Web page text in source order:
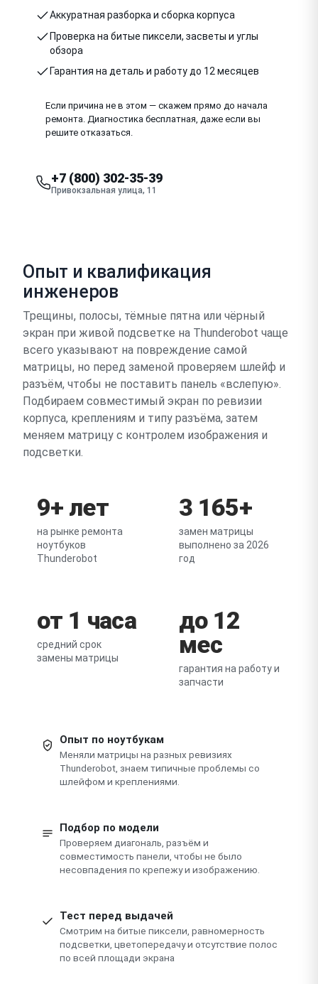
Аккуратная разборка и сборка корпуса
Проверка на битые пиксели, засветы и углы
обзора
Гарантия на деталь и работу до 12 месяцев
Если причина не в этом — скажем прямо до начала
ремонта. Диагностика бесплатная, даже если вы
решите отказаться.
+7 (800) 302-35-39
Привокзальная улица, 11
Опыт и квалификация
инженеров
Трещины, полосы, тёмные пятна или чёрный
экран при живой подсветке на Thunderobot чаще
всего указывают на повреждение самой
матрицы, но перед заменой проверяем шлейф и
разъём, чтобы не поставить панель «вслепую».
Подбираем совместимый экран по ревизии
корпуса, креплениям и типу разъёма, затем
меняем матрицу с контролем изображения и
подсветки.
9+ лет
на рынке ремонта
ноутбуков
Thunderobot
3 165+
замен матрицы
выполнено за 2026
год
от 1 часа
средний срок
замены матрицы
до 12
мес
гарантия на работу и
запчасти
Опыт по ноутбукам
Меняли матрицы на разных ревизиях
Thunderobot, знаем типичные проблемы со
шлейфом и креплениями.
Подбор по модели
Проверяем диагональ, разъём и
совместимость панели, чтобы не было
несовпадения по крепежу и изображению.
Тест перед выдачей
Смотрим на битые пиксели, равномерность
подсветки, цветопередачу и отсутствие полос
по всей площади экрана